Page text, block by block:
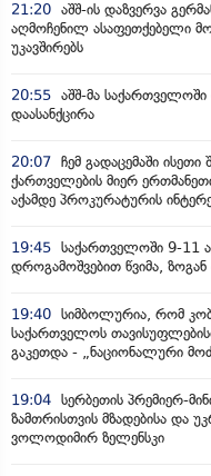
21:20 აშშ-ის დაზვერვა
აღმოჩენილ ასაფეთქებელი
უკავშირებს
20:55 აშშ-მა
დაასანქცირა
20:07 ჩემ გადაცემაში
ქართველების მიერ
აქამდე პროკურატურის
19:45 საქართველოში 9-11
დროგამოშვებით წვიმა,
19:40 სიმბოლურია, რომ
საქართველოს
გაკეთდა - „ნაციონალური
19:04 სერბეთის პრემიერ-
ზამთრისთვის მზადებისა და
ვოლოდიმირ ზელენსკი